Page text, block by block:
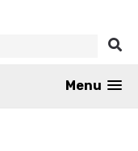
Menu